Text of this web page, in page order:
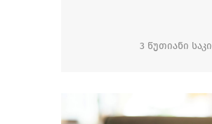
3 წუთიანი